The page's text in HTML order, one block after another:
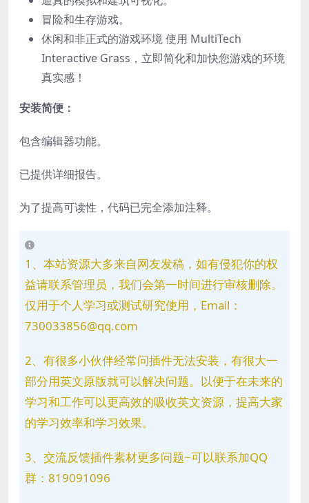
冒险和生存游戏。
休闲和非正式的游戏环境 使用 MultiTech
Interactive Grass，立即简化和加快您游戏的环境
真实感！
安装简便：
包含编辑器功能。
已提供详细报告。
为了提高可读性，代码已完全添加注释。
1、本站资源大多来自网友发稿，如有侵犯你的权
益请联系管理员，我们会第一时间进行审核删除。
仅用于个人学习或测试研究使用，Email：
730033856@qq.com
2、有很多小伙伴经常问插件无法安装，有很大一
部分用英文原版就可以解决问题。以便于在未来的
学习和工作可以更高效的吸收英文资源，提高大家
的学习效率和学习效果。
3、交流反馈插件素材更多问题~可以联系加QQ
群：819091096